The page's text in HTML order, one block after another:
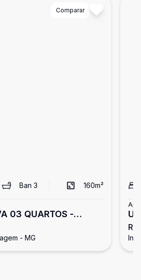
Comparar
Ban3 160m²
03 QUARTOS -
- 270 M² - 04 VAGAS
- MG